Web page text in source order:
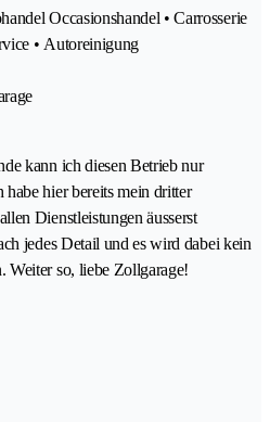
Occasionshandel • Carrosserie
• Autoreinigung
kann ich diesen Betrieb nur
hier bereits mein dritter
Dienstleistungen äusserst
jedes Detail und es wird dabei kein
Weiter so, liebe Zollgarage!